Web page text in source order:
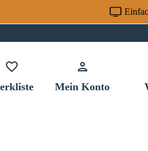
Du hast 0 Produkte auf
Mein Konto